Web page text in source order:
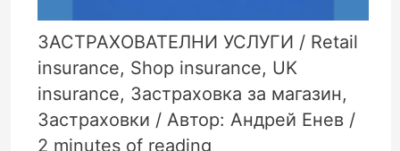
ЗАСТРАХОВАТЕЛНИ УСЛУГИ / Retail
insurance, Shop insurance, UK
insurance, Застраховка за магазин,
Застраховки / Автор: Андрей Енев /
2 minutes of reading